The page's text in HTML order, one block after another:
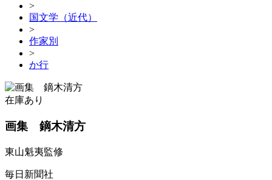
>
国文学（近代）
>
作家別
>
か行
在庫あり
画集 鏑木清方
東山魁夷監修
毎日新聞社